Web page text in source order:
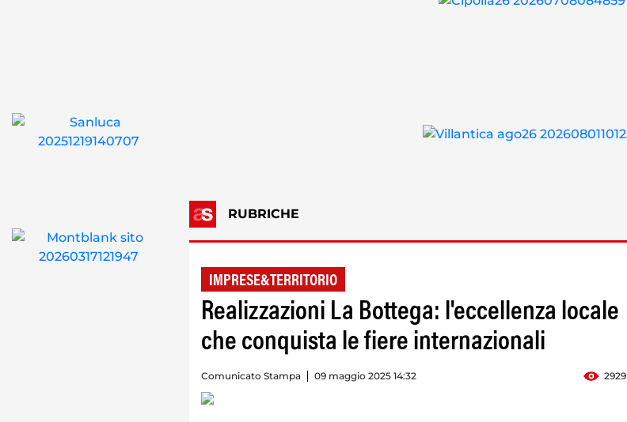
RUBRICHE
IMPRESE&TERRITORIO
Realizzazioni La Bottega: l'eccellenza locale
che conquista le fiere internazionali
Comunicato Stampa 09 maggio 2025 14:32 2929